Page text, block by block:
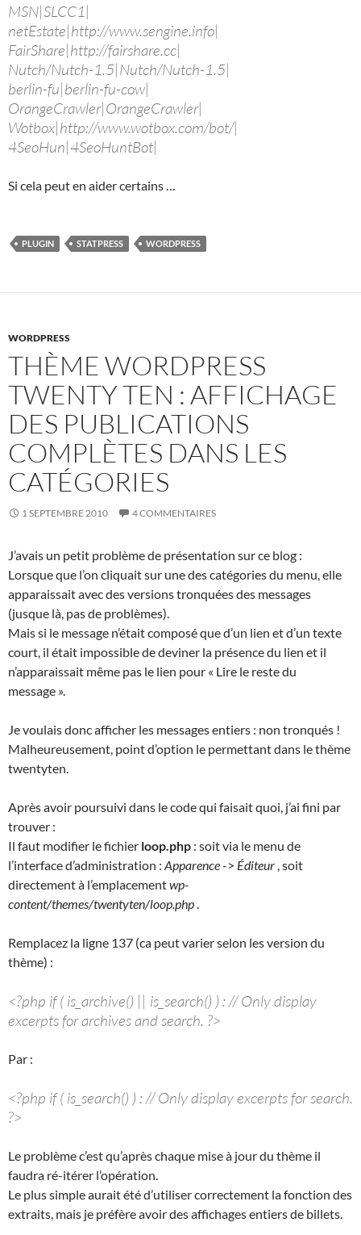
MSN|SLCC1|
netEstate|http://www.sengine.info|
FairShare|http://fairshare.cc|
Nutch/Nutch-1.5|Nutch/Nutch-1.5|
berlin-fu|berlin-fu-cow|
OrangeCrawler|OrangeCrawler|
Wotbox|http://www.wotbox.com/bot/|
4SeoHun|4SeoHuntBot|
Si cela peut en aider certains …
PLUGIN STATPRESS WORDPRESS
WORDPRESS
THÈME WORDPRESS
TWENTY TEN : AFFICHAGE
DES PUBLICATIONS
COMPLÈTES DANS LES
CATÉGORIES
1 SEPTEMBRE 2010 4 COMMENTAIRES
J’avais un petit problème de présentation sur ce blog :
Lorsque que l’on cliquait sur une des catégories du menu, elle
apparaissait avec des versions tronquées des messages
(jusque là, pas de problèmes).
Mais si le message n’était composé que d’un lien et d’un texte
court, il était impossible de deviner la présence du lien et il
n’apparaissait même pas le lien pour « Lire le reste du
message ».
Je voulais donc afficher les messages entiers : non tronqués !
Malheureusement, point d’option le permettant dans le thème
twentyten.
Après avoir poursuivi dans le code qui faisait quoi, j’ai fini par
trouver :
Il faut modifier le fichier loop.php : soit via le menu de
l’interface d’administration : Apparence-> Éditeur , soit
directement à l’emplacementwp-
content/themes/twentyten/loop.php.
Remplacez la ligne 137 (ca peut varier selon les version du
thème) :
<?php if ( is_archive() || is_search() ) : // Only display
excerpts for archives and search. ?>
Par :
<?php if ( is_search() ) : // Only display excerpts for search.
?>
Le problème c’est qu’après chaque mise à jour du thème il
faudra ré-itérer l’opération.
Le plus simple aurait été d’utiliser correctement la fonction des
extraits, mais je préfère avoir des affichages entiers de billets.